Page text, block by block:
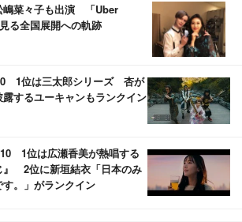
嶋菜々子も出演 「Uber
る全国展開への軌跡
1位は三太郎シリーズ 杏が
するユーキャンもランクイン
1位は広瀬香美が熱唱する
』 2位に新垣結衣「日本のみ
。」がランクイン